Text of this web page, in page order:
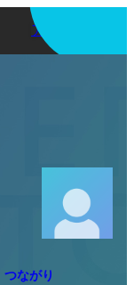
アプリを使う
つながり